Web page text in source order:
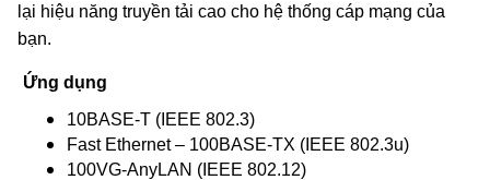
lại hiệu năng truyền tải cao cho hệ thống cáp mạng của
bạn.
Ứng dụng
10BASE-T (IEEE 802.3)
Fast Ethernet – 100BASE-TX (IEEE 802.3u)
100VG-AnyLAN (IEEE 802.12)